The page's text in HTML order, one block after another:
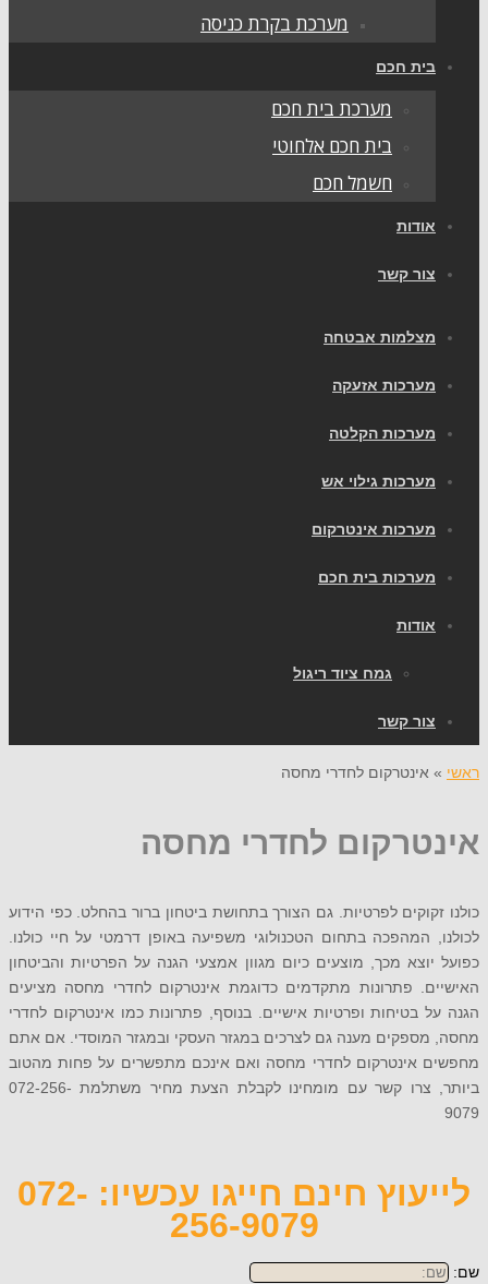
מערכת בקרת כניסה
חכם
מערכת בית חכם
בית חכם אלחוטי
חשמל חכם
קשר
אבטחה
אזעקה
הקלטה
גילוי אש
אינטרקום
בית חכם
גמח ציוד ריגול
קשר
אינטרקום לחדרי מחסה
לחדרי מחסה
לפרטיות. גם הצורך בתחושת ביטחון ברור בהחלט. כפי הידוע
המהפכה בתחום הטכנולוגי משפיעה באופן דרמטי על חיי כולנו.
מכך, מוצעים כיום מגוון אמצעי הגנה על הפרטיות והביטחון
פתרונות מתקדמים כדוגמת אינטרקום לחדרי מחסה מציעים
בטיחות ופרטיות אישיים. בנוסף, פתרונות כמו אינטרקום לחדרי
מענה גם לצרכים במגזר העסקי ובמגזר המוסדי. אם אתם
אינטרקום לחדרי מחסה ואם אינכם מתפשרים על פחות מהטוב
ביותר, צרו קשר עם מומחינו לקבלת הצעת מחיר משתלמת 072-256-
לייעוץ חינם חייגו עכשיו: 072-
256-9079